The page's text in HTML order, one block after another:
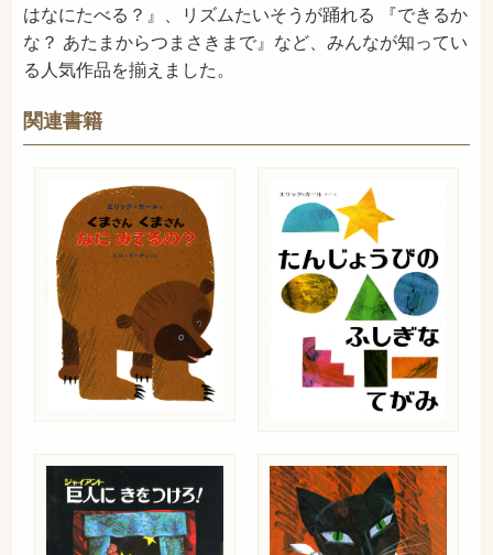
はなにたべる？』、リズムたいそうが踊れる 『できるか
な？ あたまからつまさきまで』など、みんなが知ってい
る人気作品を揃えました。
関連書籍